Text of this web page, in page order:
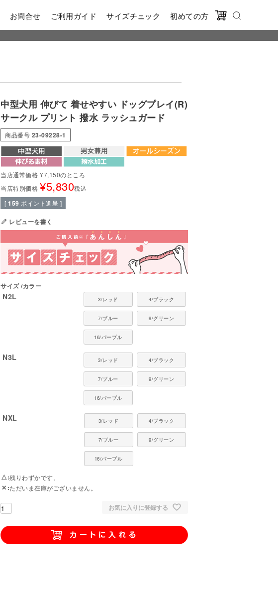
お問合せ ご利用ガイド サイズチェック 初めての方
中型犬用 伸びて 着せやすい ドッグプレイ(R)
サークル プリント 撥水 ラッシュガード
商品番号 23-09228-1
当店通常価格 ¥7,150のところ
当店特別価格 ¥5,830税込
[ 159 ポイント進呈 ]
レビューを書く
サイズ カラー
N2L 3/レッド 4/ブラック
7/ブルー 9/グリーン
16/パープル
N3L 3/レッド 4/ブラック
7/ブルー 9/グリーン
16/パープル
NXL 3/レッド 4/ブラック
7/ブルー 9/グリーン
16/パープル
△ 残りわずかです。
✕ ただいま在庫がございません。
お気に入りに登録する